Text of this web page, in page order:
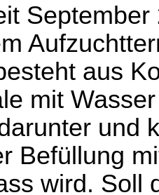
aus
mit
und
Befüllung
wird. Soll